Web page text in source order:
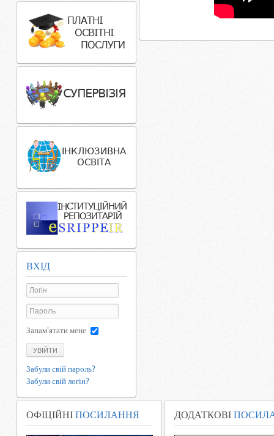
ВХІД
Запам'ятати мене
УВІЙТИ
Забули свій пароль?
Забули свій логін?
ОФІЦІЙНІ ПОСИЛАННЯ ДОДАТКОВІ